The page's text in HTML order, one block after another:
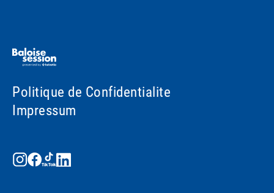
Politique de Confidentialite
Impressum